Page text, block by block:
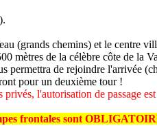
(grands chemins) et le centre
mètres de la célèbre côte de la
de rejoindre l'arrivée
pour un deuxième tour !
privés, l'autorisation de passage
frontales sont